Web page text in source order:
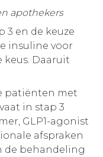
apothekers
3 en de keuze
insuline voor
keus. Daaruit
patiënten met
in stap 3
GLP1-agonist
afspraken
de behandeling